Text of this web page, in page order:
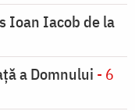
Ioan Iacob de la
a Domnului - 6